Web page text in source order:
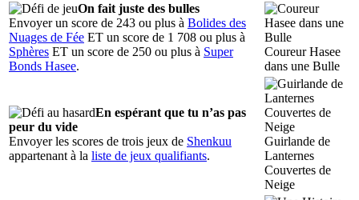
On fait juste des bulles
Envoyer un score de 243 ou plus à Bolides des
Nuages de Fée ET un score de 1 708 ou plus à
Sphères ET un score de 250 ou plus à Super
Bonds Hasee.
Coureur Hasee
dans une Bulle
En espérant que tu n’as pas
peur du vide
Envoyer les scores de trois jeux de Shenkuu
appartenant à la liste de jeux qualifiants.
Guirlande de
Lanternes
Couvertes de
Neige